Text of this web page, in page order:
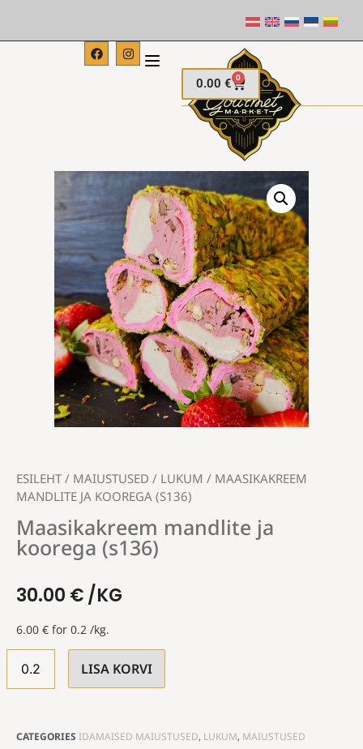
0.00 € 0
ESILEHT / MAIUSTUSED / LUKUM / MAASIKAKREEM
MANDLITE JA KOOREGA (S136)
Maasikakreem mandlite ja
koorega (s136)
30.00 €/KG
6.00 € for 0.2 /kg.
LISA KORVI
CATEGORIES IDAMAISED MAIUSTUSED, LUKUM, MAIUSTUSED